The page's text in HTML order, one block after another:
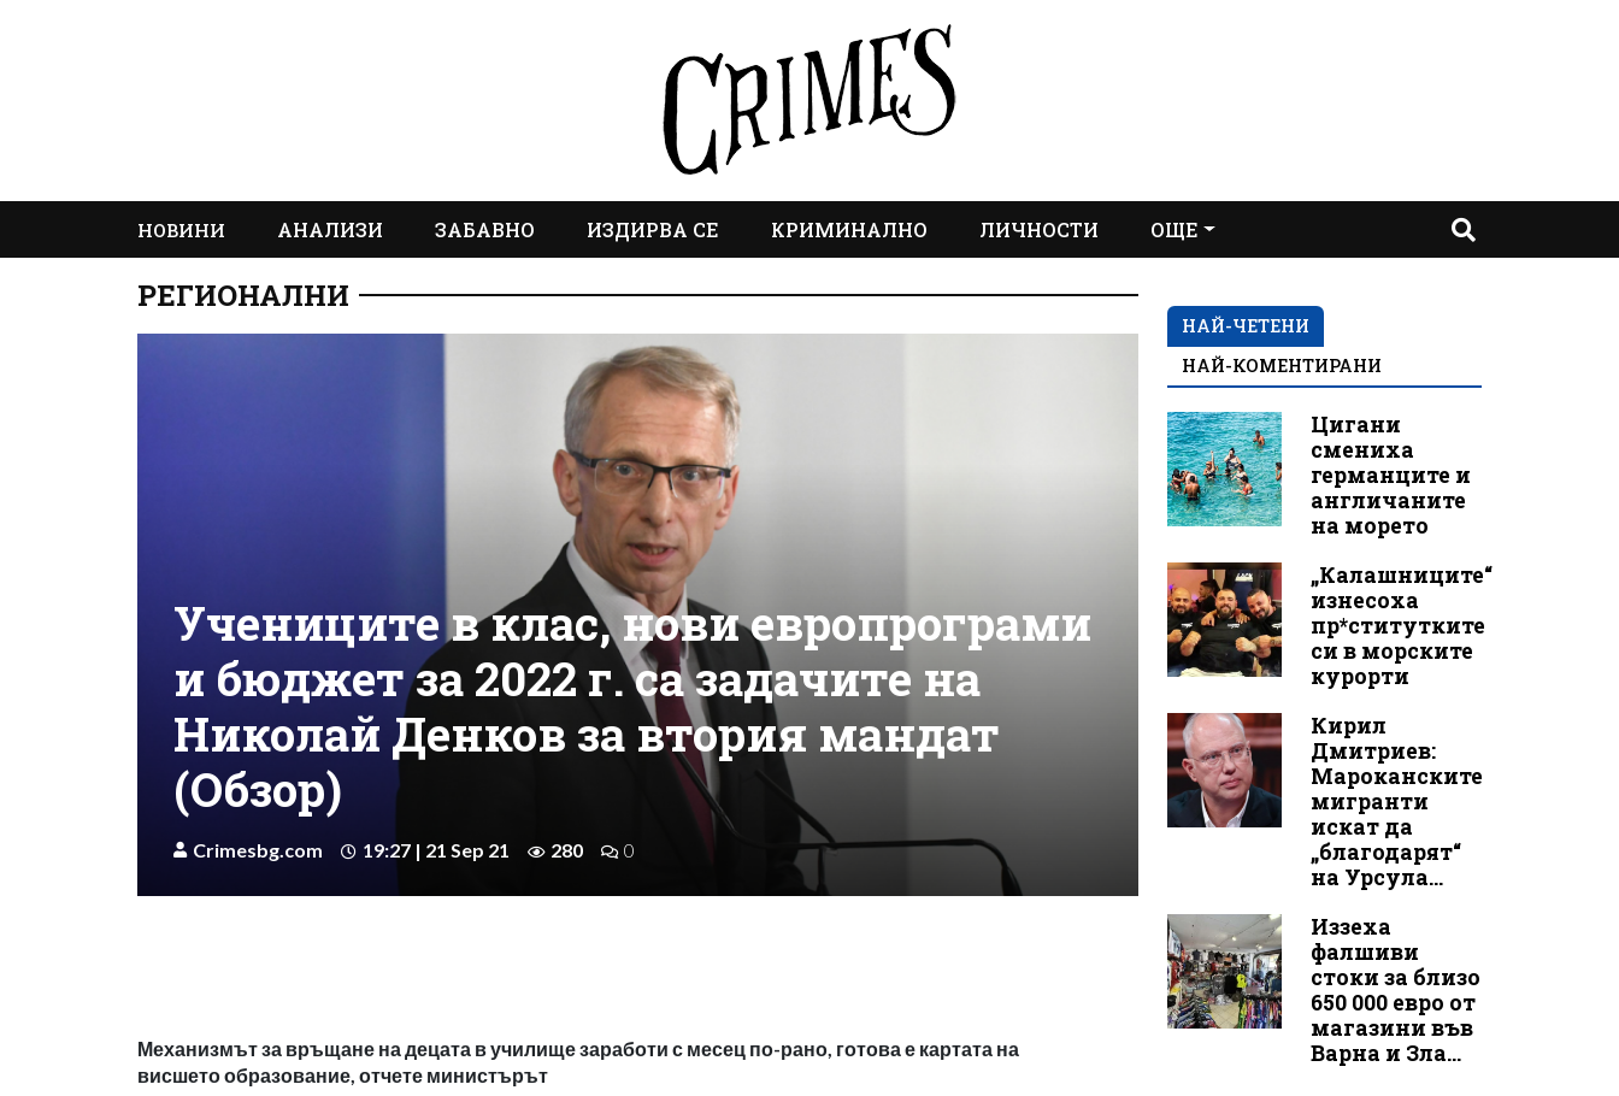
НОВИНИ АНАЛИЗИ ЗАБАВНО ИЗДИРВА СЕ КРИМИНАЛНО ЛИЧНОСТИ ОЩЕ
РЕГИОНАЛНИ
Учениците в клас, нови европрограми
и бюджет за 2022 г. са задачите на
Николай Денков за втория мандат
(Обзор)
Crimesbg.com 19:27 | 21 Sep 21 280 0
Механизмът за връщане на децата в училище заработи с месец по-рано, готова е картата на
висшето образование, отчете министърът
НАЙ-ЧЕТЕНИ
НАЙ-КОМЕНТИРАНИ
Цигани
смениха
германците и
англичаните
на морето
„Калашниците“
изнесоха
пр*ститутките
си в морските
курорти
Кирил
Дмитриев:
Мароканските
мигранти
искат да
„благодарят“
на Урсула...
Иззеха
фалшиви
стоки за близо
650 000 евро от
магазини във
Варна и Зла...